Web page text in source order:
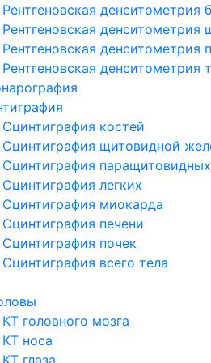
Рентгеновская денситометрия
Рентгеновская денситометрия
Рентгеновская денситометрия
Рентгеновская денситометрия
Сцинтиграфия костей
Сцинтиграфия щитовидной
Сцинтиграфия
Сцинтиграфия легких
Сцинтиграфия миокарда
Сцинтиграфия печени
Сцинтиграфия почек
Сцинтиграфия всего тела
КТ головного мозга
КТ носа
КТ глаза